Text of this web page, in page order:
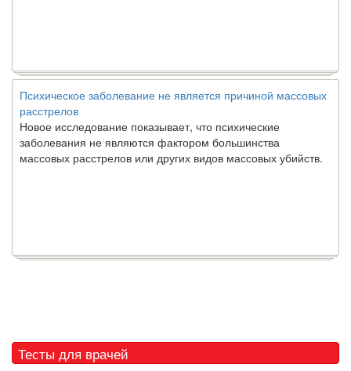
Психическое заболевание не является причиной массовых
расстрелов
Новое исследование показывает, что психические
заболевания не являются фактором большинства
массовых расстрелов или других видов массовых убийств.
Тесты для врачей